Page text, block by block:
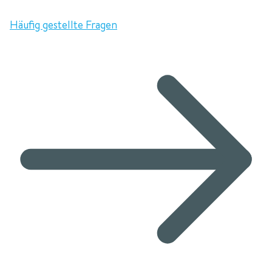
Häufig gestellte Fragen